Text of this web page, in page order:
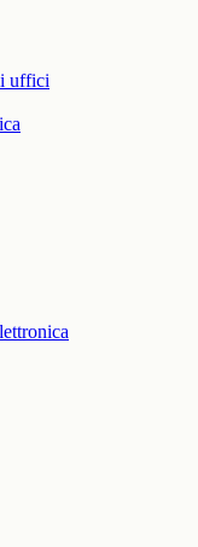
uffici